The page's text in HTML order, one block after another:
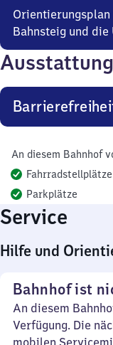
Orientierungsplan
Bahnsteig und die
Ausstattung
An diesem Bahnhof
Fahrradstellplätze
Parkplätze
Service
Hilfe und
Bahnhof ist
An diesem
Verfügung. Die
mobilen